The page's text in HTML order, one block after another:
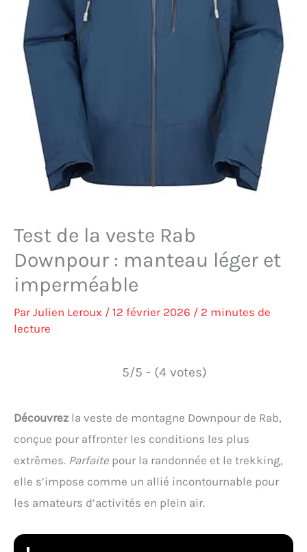
Test de la veste Rab
Downpour : manteau léger et
imperméable
ParJulien Leroux / 12 février 2026 / 2 minutes de
lecture
5/5 - (4 votes)
Découvrez la veste de montagne Downpour de Rab,
conçue pour affronter les conditions les plus
extrêmes. Parfaite pour la randonnée et le trekking,
elle s’impose comme un allié incontournable pour
les amateurs d’activités en plein air.